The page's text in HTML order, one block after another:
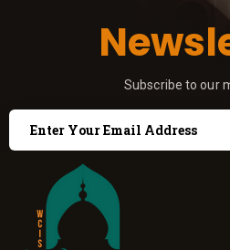
Subscribe to our